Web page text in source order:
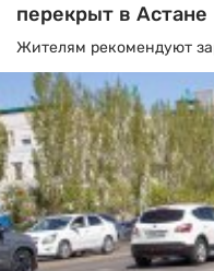
перекрыт в Астане
Жителям рекомендуют